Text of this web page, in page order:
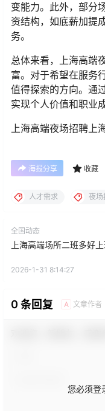
变能力。此外，部分
资结构，如底薪加提
务。
总体来看，上海高端
富。对于希望在服务
值得探索的方向。通
实现个人价值和职业成
上海高端夜场招聘上
海报分享 收藏
人才需求 夜场
全国动态
上海高端场所二班多好
2026-1-31 8:14:27
0 条回复 A 文章作者
您必须登